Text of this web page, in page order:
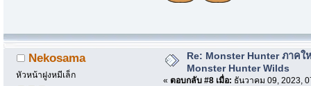
Nekosama
หัวหน้าฝูงหมีเล็ก
Re: Monster Hunter ภาคใ
Monster Hunter Wilds
« ตอบกลับ #8 เมื่อ: ธันวาคม 09, 2023,